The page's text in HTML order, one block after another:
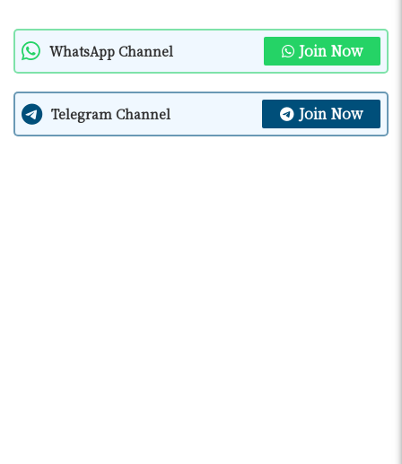
WhatsApp Channel Join Now
Telegram Channel Join Now